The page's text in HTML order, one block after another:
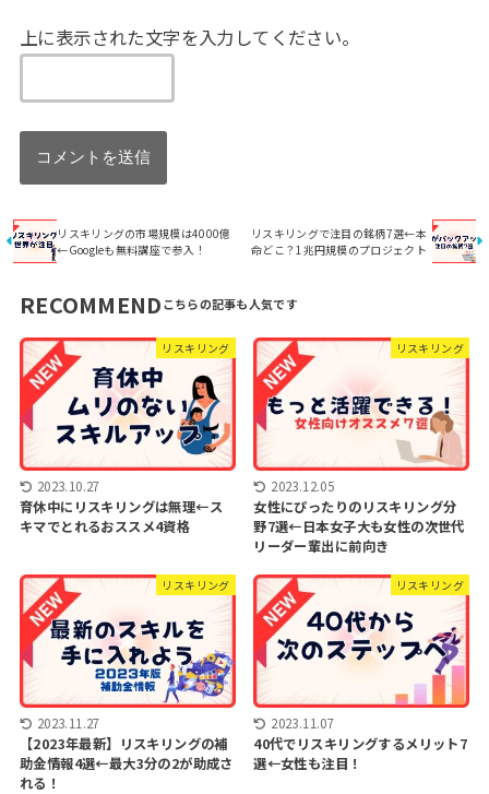
上に表示された文字を入力してください。
リスキリングの市場規模は4000億
←Googleも無料講座で参入！
リスキリングで注目の銘柄7選←本
命どこ？1兆円規模のプロジェクト
RECOMMEND
リスキリング
2023.10.27
育休中にリスキリングは無理←ス
キマでとれるおススメ4資格
リスキリング
2023.12.05
女性にぴったりのリスキリング分
野7選←日本女子大も女性の次世代
リーダー輩出に前向き
リスキリング
2023.11.27
【2023年最新】リスキリングの補
助金情報4選←最大3分の2が助成さ
れる！
リスキリング
2023.11.07
40代でリスキリングするメリット7
選←女性も注目！